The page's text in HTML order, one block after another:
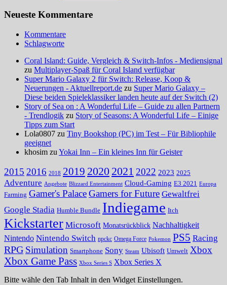
Neueste Kommentare
Kommentare
Schlagworte
Coral Island: Guide, Vergleich & Switch-Infos - Mediensignal
zu Multiplayer-Spaß für Coral Island verfügbar
Super Mario Galaxy 2 für Switch: Release, Koop &
Neuerungen - Aktuellreport.de zu Super Mario Galaxy –
Diese beiden Spieleklassiker landen heute auf der Switch (2)
Story of Sea on : A Wonderful Life – Guide zu allen Partnern
- Trendlogik zu Story of Seasons: A Wonderful Life – Einige
Tipps zum Start
Lola0807 zu Tiny Bookshop (PC) im Test – Für Bibliophile
geeignet
khosim zu Yokai Inn – Ein kleines Inn für Geister
2015 2016 2018 2019 2020 2021 2022 2023 2025
Adventure Angebote Blizzard Entertainment Cloud-Gaming E3 2021 Europa
Farming Gamer's PalaceGamers for Future Gewaltfrei
Google Stadia Humble Bundle Indiegame Itch
Kickstarter Microsoft Monatsrückblick Nachhaltigkeit
Nintendo Nintendo Switch npckc Omega Force Pokemon PS5 Racing
RPG Simulation Smartphone Sony Steam Ubisoft Umwelt Xbox
Xbox Game Pass Xbox Series S Xbox Series X
Bitte wähle den Tab Inhalt in den Widget Einstellungen.